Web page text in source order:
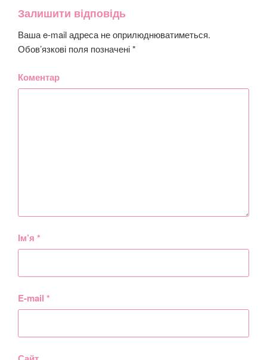
Залишити відповідь
Ваша e-mail адреса не оприлюднюватиметься.
Обов’язкові поля позначені*
Коментар
Ім’я *
E-mail *